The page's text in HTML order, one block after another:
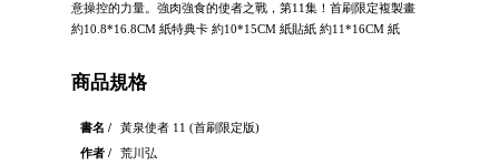
意操控的力量。強肉強食的使者之戰，第11集！首刷限定複製畫
約10.8*16.8CM 紙特典卡 約10*15CM 紙貼紙 約11*16CM 紙
商品規格
書名 /
黃泉使者 11 (首刷限定版)
作者 /
荒川弘